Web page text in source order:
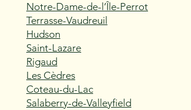
Notre-Dame-de-l’Île-Perrot
Terrasse-Vaudreuil
Hudson
Saint-Lazare
Rigaud
Les Cèdres
Coteau-du-Lac
Salaberry-de-Valleyfield